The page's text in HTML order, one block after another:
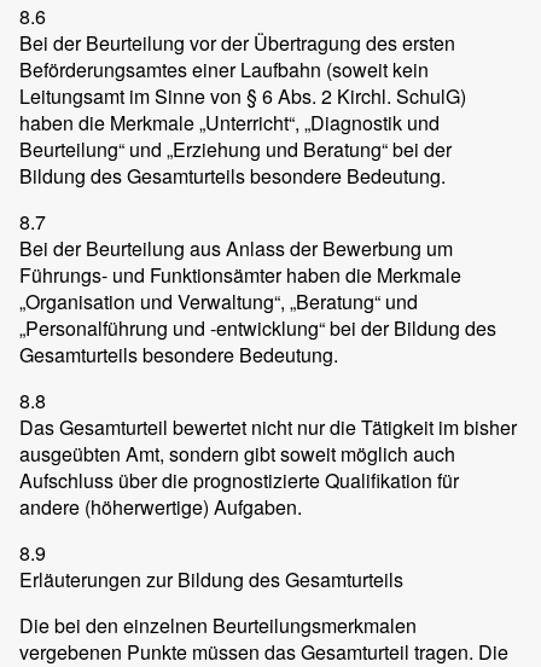
8.6
Bei der Beurteilung vor der Übertragung des ersten
Beförderungsamtes einer Laufbahn (soweit kein
Leitungsamt im Sinne von § 6 Abs. 2 Kirchl. SchulG)
haben die Merkmale „Unterricht“, „Diagnostik und
Beurteilung“ und „Erziehung und Beratung“ bei der
Bildung des Gesamturteils besondere Bedeutung.
8.7
Bei der Beurteilung aus Anlass der Bewerbung um
Führungs- und Funktionsämter haben die Merkmale
„Organisation und Verwaltung“, „Beratung“ und
„Personalführung und -entwicklung“ bei der Bildung des
Gesamturteils besondere Bedeutung.
8.8
Das Gesamturteil bewertet nicht nur die Tätigkeit im bisher
ausgeübten Amt, sondern gibt soweit möglich auch
Aufschluss über die prognostizierte Qualifikation für
andere (höherwertige) Aufgaben.
8.9
Erläuterungen zur Bildung des Gesamturteils
Die bei den einzelnen Beurteilungsmerkmalen
vergebenen Punkte müssen das Gesamturteil tragen. Die